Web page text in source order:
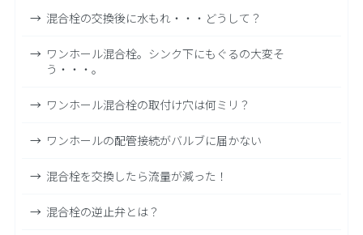
混合栓の交換後に水もれ・・・どうして？
ワンホール混合栓。シンク下にもぐるの大変そ
う・・・。
ワンホール混合栓の取付け穴は何ミリ？
ワンホールの配管接続がバルブに届かない
混合栓を交換したら流量が減った！
混合栓の逆止弁とは？